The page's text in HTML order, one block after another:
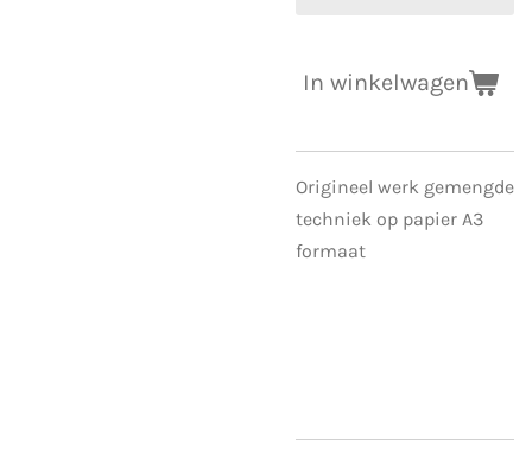
In winkelwagen
Origineel werk gemengde
techniek op papier A3
formaat